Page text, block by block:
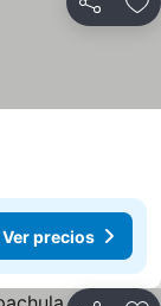
Compartir
Ver precios